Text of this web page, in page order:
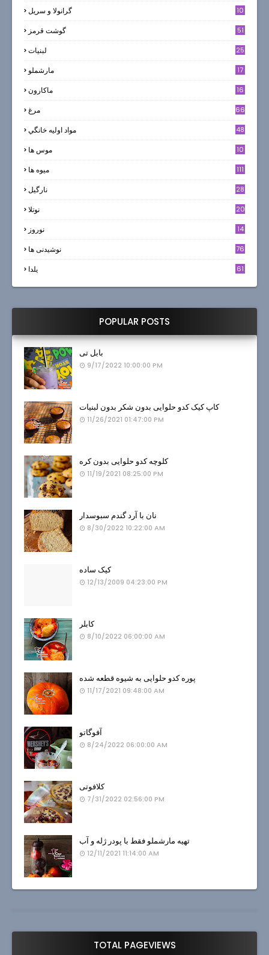
گرانولا و سريل 10
گوشت قرمز 51
لبنيات 25
مارشملو 17
ماکارون 16
مرغ 66
مواد اوليه خانگي 48
موس ها 10
میوه ها 111
نارگيل 28
نوتلا 20
نوروز
14
نوشیدنی ها 76
یلدا 61
POPULAR POSTS
بابل تی
9/17/2022 10:00:00 PM
کاپ کیک کدو حلوایی بدون شکر بدون لبنیات
11/26/2021 01:47:00 PM
کلوچه کدو حلوایی بدون کره
11/19/2021 08:25:00 PM
نان با آرد گندم سبوسدار
8/30/2022 10:22:00 AM
کیک ساده
12/13/2009 04:23:00 PM
کابلر
8/10/2022 06:00:00 AM
پوره کدو حلوایی به شیوه قطعه شده
11/17/2021 09:48:00 AM
آفوگاتو
8/24/2022 06:00:00 AM
کلافوتی
7/31/2022 02:56:00 PM
تهیه مارشملو فقط با پودر ژله و آب
12/11/2021 11:14:00 AM
TOTAL PAGEVIEWS